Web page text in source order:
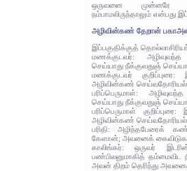
ஒருவனை முன்னரே
நம்பாமலிருந்தாலும் என்பது
அழிவின்கண் தேறான்
இப்பகுதிக்குத்
மணக்குடவர்:
செய்யாது நீக்குவதுஞ்
மணக்குடவர் குறிப்புரை:
அழிவின்கண் செய்வதோரியல்பு
பரிப்பெருமாள்:
செய்யாது நீக்குவதுஞ்
பரிப்பெருமாள்
அழிவின்கண் செய்வதோரியல்பு
பரிதி: அழிந்தபேரைக்
கேளான்; அவனைக் கைவிடுக
காலிங்கர்: ஒருவர்
பண்பிலனுமாகித் தம்மைவிட
அவன் திறம் தெரிந்து